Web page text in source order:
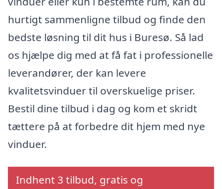
hurtigt sammenligne tilbud og finde den
bedste løsning til dit hus i Buresø. Så lad
os hjælpe dig med at få fat i professionelle
leverandører, der kan levere
kvalitetsvinduer til overskuelige priser.
Bestil dine tilbud i dag og kom et skridt
tættere på at forbedre dit hjem med nye
vinduer.
Indhent 3 tilbud, gratis og